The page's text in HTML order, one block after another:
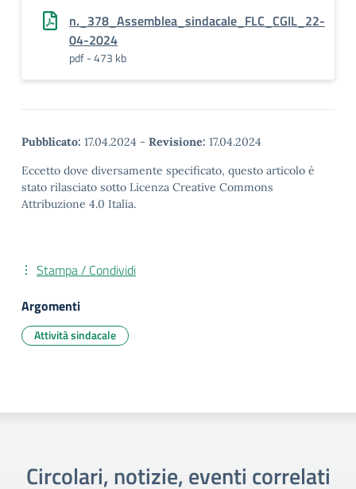
n._378_Assemblea_sindacale_FLC_CGIL_22-
04-2024
pdf - 473 kb
Pubblicato: 17.04.2024 - Revisione: 17.04.2024
Eccetto dove diversamente specificato, questo articolo è
stato rilasciato sotto Licenza Creative Commons
Attribuzione 4.0 Italia.
Stampa / Condividi
Argomenti
Attività sindacale
Circolari, notizie, eventi correlati